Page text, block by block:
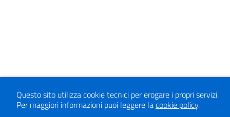
Questo sito utilizza cookie tecnici per erogare i propri servizi.
Per maggiori informazioni puoi leggere lacookie policy.